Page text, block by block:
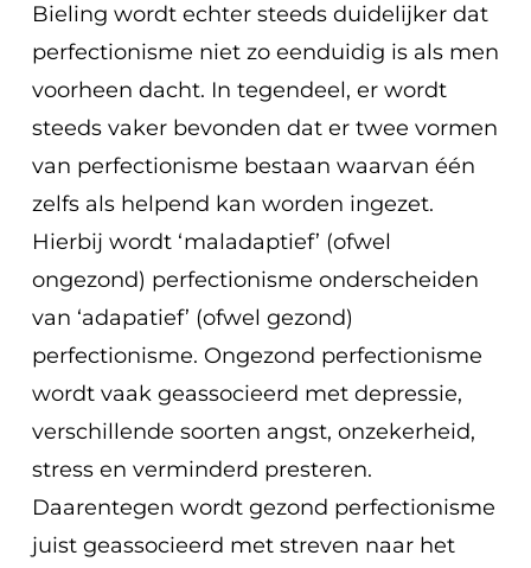
Bieling wordt echter steeds duidelijker dat
perfectionisme niet zo eenduidig is als men
voorheen dacht. In tegendeel, er wordt
steeds vaker bevonden dat er twee vormen
van perfectionisme bestaan waarvan één
zelfs als helpend kan worden ingezet.
Hierbij wordt ‘maladaptief’ (ofwel
ongezond) perfectionisme onderscheiden
van ‘adapatief’ (ofwel gezond)
perfectionisme. Ongezond perfectionisme
wordt vaak geassocieerd met depressie,
verschillende soorten angst, onzekerheid,
stress en verminderd presteren.
Daarentegen wordt gezond perfectionisme
juist geassocieerd met streven naar het